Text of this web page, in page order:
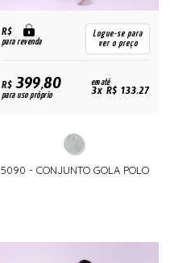
R$
para revenda
Logue-se para
ver o preço
R$399,80
para uso próprio
em até
3x R$ 133,27
5090 - CONJUNTO GOLA POLO